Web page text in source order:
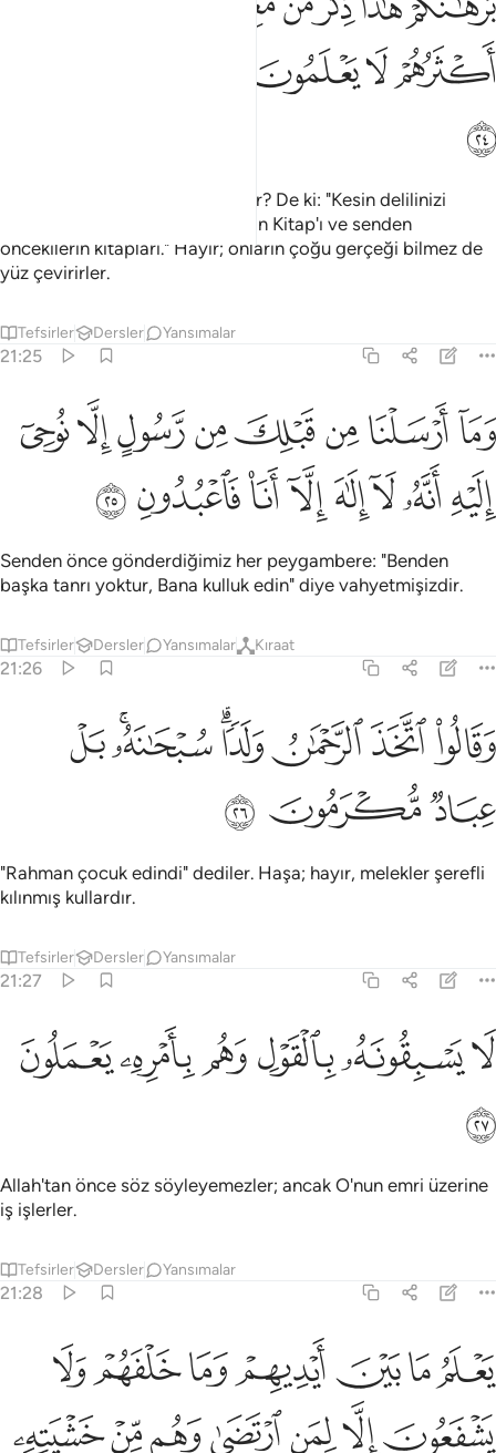
ﳗﳘﳙ
ﳞ
O'nu bırakıp tanrılar mı edindiler? De ki: "Kesin delilinizi
getirin. İşte benim ve ümmetimin Kitap'ı ve senden
öncekilerin kitapları." Hayır; onların çoğu gerçeği bilmez de
yüz çevirirler.
Tefsirler Dersler Yansımalar
21:25
وما ارسلنا من قبلك من رسول الا نوحي اليه انه لا الاه الا انا فاعبدون ٢٥
وَمَآ أَرْسَلْنَا مِن قَبْلِكَ مِن رَّسُولٍ إِلَّا نُوحِىٓ إِلَيْهِ أَنَّهُۥ لَآ إِلَـٰهَ إِلَّآ أَنَا۠
ﱁﱂﱃﱄﱅﱆﱇﱈ
ﱉﱊﱋﱌﱍﱎﱏﱐ
Senden önce gönderdiğimiz her peygambere: "Benden
başka tanrı yoktur, Bana kulluk edin" diye vahyetmişizdir.
Tefsirler Dersler Yansımalar Kıraat
21:26
وقالوا اتخذ الرحمان ولدا سبحانه بل عباد مكرمون ٢٦
وَقَالُوا۟ ٱتَّخَذَ ٱلرَّحْمَـٰنُ وَلَدًۭا ۗ سُبْحَـٰنَهُۥ ۚ بَلْ عِبَادٌۭ مُّكْرَمُونَ ٢٦
ﱑﱒﱓﱔﱕﱖﱗﱘ
ﱙﱚ ﱛ
"Rahman çocuk edindi" dediler. Haşa; hayır, melekler şerefli
kılınmış kullardır.
Tefsirler Dersler Yansımalar
21:27
لا يسبقونه بالقول وهم بامره يعملون ٢٧
لَا يَسْبِقُونَهُۥ بِٱلْقَوْلِ وَهُم بِأَمْرِهِۦ يَعْمَلُونَ ٢٧
ﱜﱝﱞﱟﱠﱡ
ﱢ
Allah'tan önce söz söyleyemezler; ancak O'nun emri üzerine
iş işlerler.
Tefsirler Dersler Yansımalar
21:28
يعلم ما بين ايديهم وما خلفهم ولا يشفعون الا لمن ارتضى وهم من
يَعْلَمُ مَا بَيْنَ أَيْدِيهِمْ وَمَا خَلْفَهُمْ وَلَا يَشْفَعُونَ إِلَّا لِمَنِ ٱرْتَضَىٰ وَهُم مِّنْ
ﱣﱤﱥﱦﱧﱨﱩ
ﱪﱫﱬﱭﱮﱯﱰ